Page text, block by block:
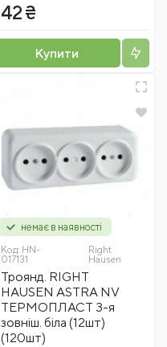
42 ₴
Купити
немає в наявності
Код: HN-
017131
Right
Hausen
Троянд. RIGHT
HAUSEN ASTRA NV
ТЕРМОПЛАСТ 3-я
зовніш. біла (12шт)
(120шт)